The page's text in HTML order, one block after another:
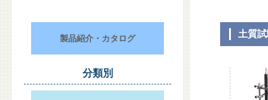
土質
製品紹介・カタログ
分類別